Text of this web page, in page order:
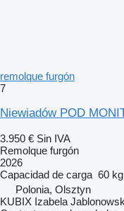
remolque furgón
7
Niewiadów POD
3.950 € Sin IVA
Remolque furgón
2026
Capacidad de carga 60 kg
Polonia, Olsztyn
KUBIX Izabela